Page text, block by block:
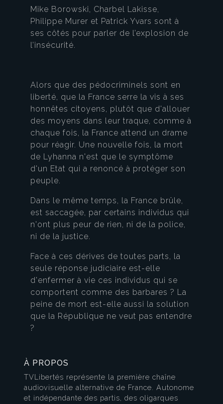
Mike Borowski, Charbel Lakisse,
Philippe Murer et Patrick Yvars sont à
ses côtés pour parler de l’explosion de
l’insécurité.
Alors que des pédocriminels sont en
liberté, que la France serre la vis à ses
honnêtes citoyens, plutôt que d'allouer
des moyens dans leur traque, comme à
chaque fois, la France attend un drame
pour réagir. Une nouvelle fois, la mort
de Lyhanna n'est que le symptôme
d'un Etat qui a renoncé à protéger son
peuple.
Dans le même temps, la France brûle,
est saccagée, par certains individus qui
n'ont plus peur de rien, ni de la police,
ni de la justice.
Face à ces dérives de toutes parts, la
seule réponse judiciaire est-elle
d'enfermer à vie ces individus qui se
comportent comme des barbares ? La
peine de mort est-elle aussi la solution
que la République ne veut pas entendre
?
À PROPOS
TVLibertés représente la première chaîne
audiovisuelle alternative de France. Autonome
et indépendante des partis, des oligarques